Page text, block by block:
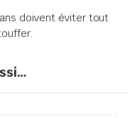
doivent éviter tout